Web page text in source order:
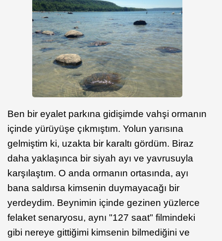
Ben bir eyalet parkına gidişimde vahşi ormanın
içinde yürüyüşe çıkmıştım. Yolun yarısına
gelmiştim ki, uzakta bir karaltı gördüm. Biraz
daha yaklaşınca bir siyah ayı ve yavrusuyla
karşılaştım. O anda ormanın ortasında, ayı
bana saldırsa kimsenin duymayacağı bir
yerdeydim. Beynimin içinde gezinen yüzlerce
felaket senaryosu, aynı "127 saat" filmindeki
gibi nereye gittiğimi kimsenin bilmediğini ve